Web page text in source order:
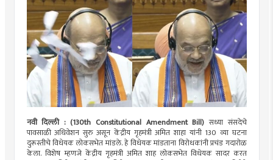
नवी दिल्ली : (130th Constitutional Amendment Bill) सध्या संसदेचे
पावसाळी अधिवेशन सुरु असून केंद्रीय गृहमंत्री अमित शाहा यांनी 130 व्या घटना
दुरूस्तीचे विधेयक लोकसभेत मांडले. हे विधेयक मांडताना विरोधकांनी प्रचंड गदारोळ
केला. विशेष म्हणजे केंद्रीय गृहमंत्री अमित शाह लोकसभेत विधेयक सादर करत